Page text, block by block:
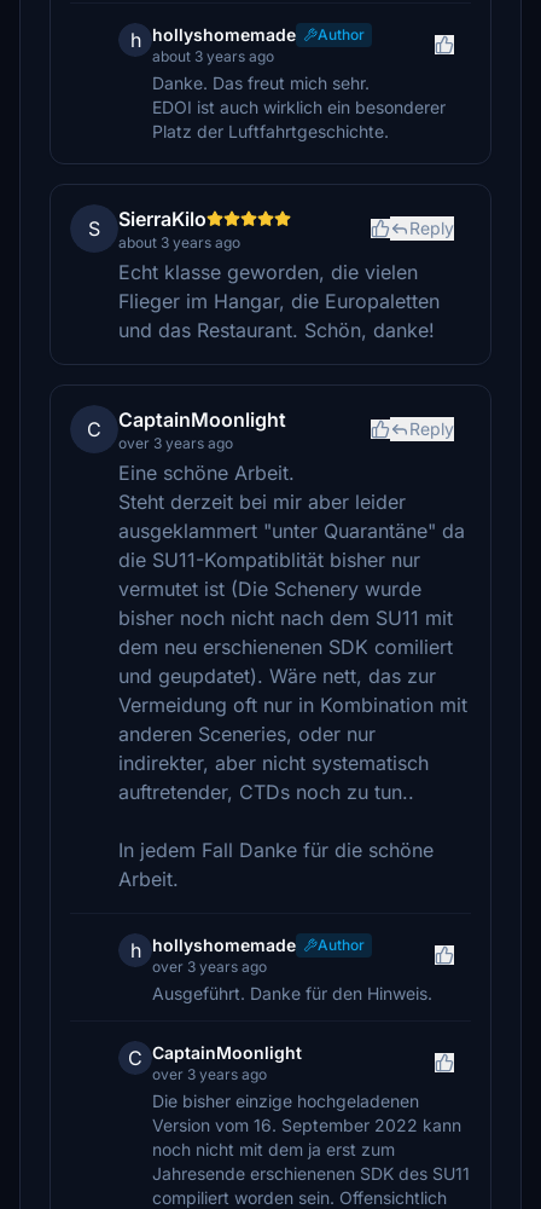
h hollyshomemade
Author
about 3 years ago
Danke. Das freut mich sehr.
EDOI ist auch wirklich ein besonderer
Platz der Luftfahrtgeschichte.
S SierraKilo
about 3 years ago
Reply
Echt klasse geworden, die vielen
Flieger im Hangar, die Europaletten
und das Restaurant. Schön, danke!
C CaptainMoonlight
over 3 years ago
Reply
Eine schöne Arbeit.
Steht derzeit bei mir aber leider
ausgeklammert "unter Quarantäne" da
die SU11-Kompatiblität bisher nur
vermutet ist (Die Schenery wurde
bisher noch nicht nach dem SU11 mit
dem neu erschienenen SDK comiliert
und geupdatet). Wäre nett, das zur
Vermeidung oft nur in Kombination mit
anderen Sceneries, oder nur
indirekter, aber nicht systematisch
auftretender, CTDs noch zu tun..
In jedem Fall Danke für die schöne
Arbeit.
h hollyshomemade
Author
over 3 years ago
Ausgeführt. Danke für den Hinweis.
C CaptainMoonlight
over 3 years ago
Die bisher einzige hochgeladenen
Version vom 16. September 2022 kann
noch nicht mit dem ja erst zum
Jahresende erschienenen SDK des SU11
compiliert worden sein. Offensichtlich